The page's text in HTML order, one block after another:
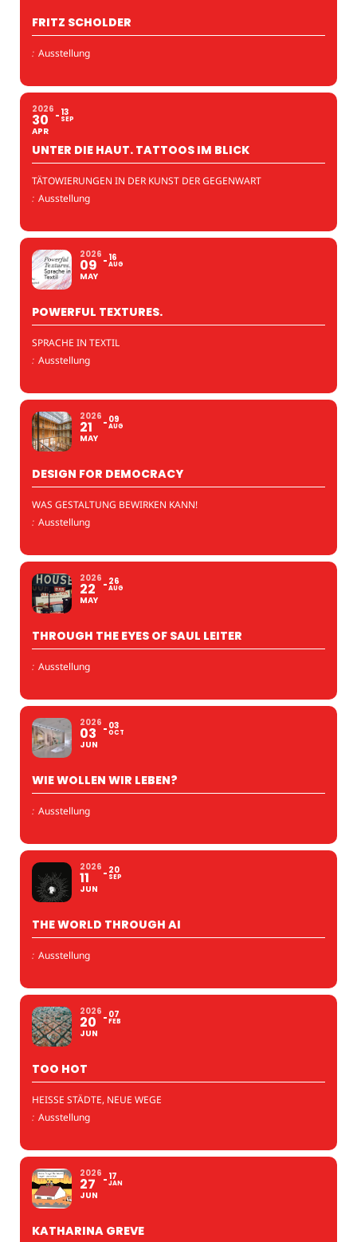
FRITZ SCHOLDER
: Ausstellung
2026
30
APR
13
SEP
UNTER DIE HAUT. TATTOOS IM BLICK
TÄTOWIERUNGEN IN DER KUNST DER GEGENWART
: Ausstellung
2026
09
MAY
16
AUG
POWERFUL TEXTURES.
SPRACHE IN TEXTIL
: Ausstellung
2026
21
MAY
09
AUG
DESIGN FOR DEMOCRACY
WAS GESTALTUNG BEWIRKEN KANN!
: Ausstellung
2026
22
MAY
26
AUG
THROUGH THE EYES OF SAUL LEITER
: Ausstellung
2026
03
JUN
03
OCT
WIE WOLLEN WIR LEBEN?
: Ausstellung
2026
11
JUN
20
SEP
THE WORLD THROUGH AI
: Ausstellung
2026
20
JUN
07
FEB
TOO HOT
HEISSE STÄDTE, NEUE WEGE
: Ausstellung
2026
27
JUN
17
JAN
KATHARINA GREVE